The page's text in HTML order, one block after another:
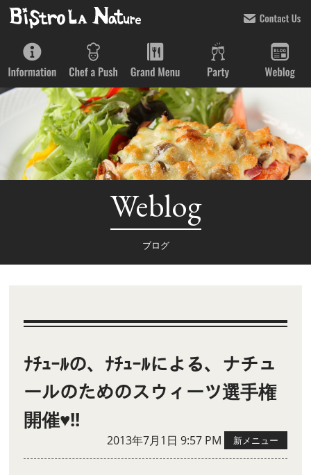
Weblog
ブログ
ﾅﾁｭｰﾙの、ﾅﾁｭｰﾙによる、ナチュ
ールのためのスウィーツ選手権
開催♥!!
2013年7月1日 9:57 PM 新メニュー